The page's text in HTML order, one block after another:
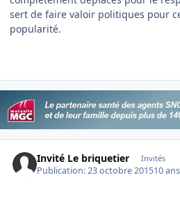
sert de faire valoir politiques pour
popularité.
Invité Le briquetier Invités
Publication:23 octobre 201510 ans